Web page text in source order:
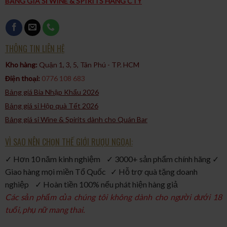
THÔNG TIN LIÊN HỆ
Kho hàng: Quận 1, 3, 5, Tân Phú - TP. HCM​
Điện thoại: 0776 108 683
Bảng giá Bia Nhập Khẩu 2026
Bảng giá sỉ Hộp quà Tết 2026
Bảng giá sỉ Wine & Spirits dành cho Quán Bar
VÌ SAO NÊN CHỌN THẾ GIỚI RƯỢU NGOẠI:
✓ Hơn 10 năm kinh nghiệm ✓ 3000+ sản phẩm chính hãng ✓
Giao hàng mọi miền Tổ Quốc ✓ Hỗ trợ quà tặng doanh
nghiệp ✓ Hoàn tiền 100% nếu phát hiện hàng giả
Các sản phẩm của chúng tôi không dành cho người dưới 18
tuổi, phụ nữ mang thai.